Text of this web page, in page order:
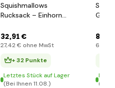
Squishmallows
Rucksack – Einhorn
32,91 €
27,42 € ohne MwSt
+ 32 Punkte
Letztes Stück auf Lager
(Bei Ihnen 11.08.)
8
6
(Bei